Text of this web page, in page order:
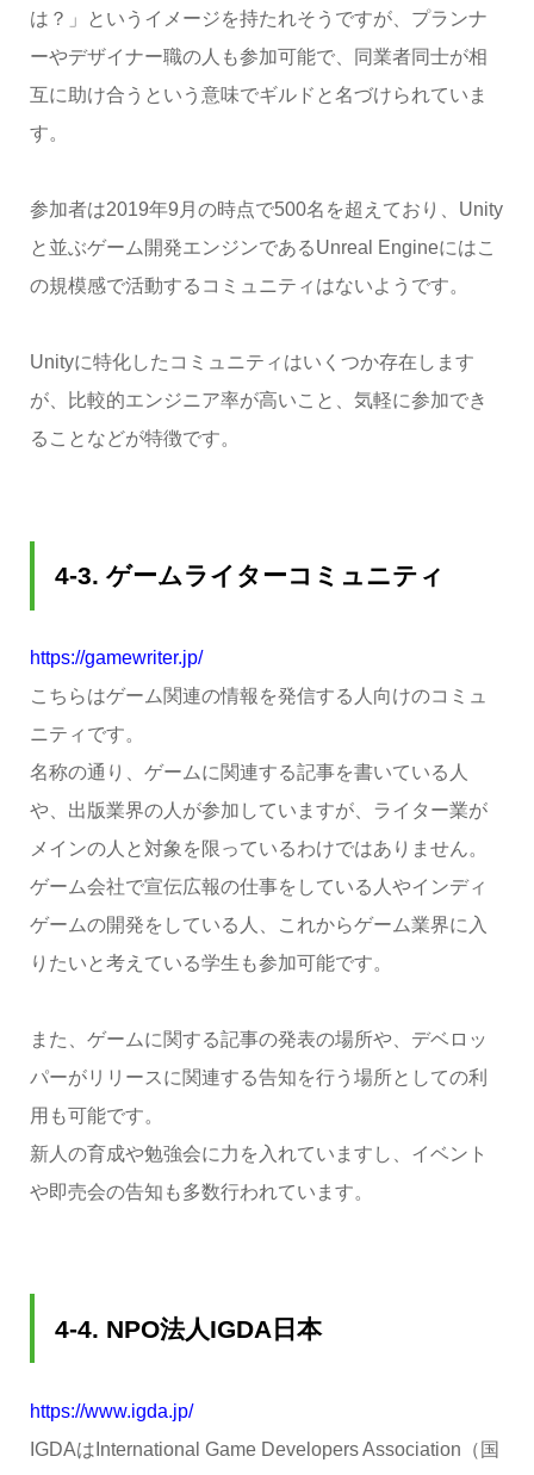
は？」というイメージを持たれそうですが、プランナ
ーやデザイナー職の人も参加可能で、同業者同士が相
互に助け合うという意味でギルドと名づけられていま
す。
参加者は2019年9月の時点で500名を超えており、Unity
と並ぶゲーム開発エンジンであるUnreal Engineにはこ
の規模感で活動するコミュニティはないようです。
Unityに特化したコミュニティはいくつか存在します
が、比較的エンジニア率が高いこと、気軽に参加でき
ることなどが特徴です。
4-3. ゲームライターコミュニティ
https://gamewriter.jp/
こちらはゲーム関連の情報を発信する人向けのコミュ
ニティです。
名称の通り、ゲームに関連する記事を書いている人
や、出版業界の人が参加していますが、ライター業が
メインの人と対象を限っているわけではありません。
ゲーム会社で宣伝広報の仕事をしている人やインディ
ゲームの開発をしている人、これからゲーム業界に入
りたいと考えている学生も参加可能です。
また、ゲームに関する記事の発表の場所や、デベロッ
パーがリリースに関連する告知を行う場所としての利
用も可能です。
新人の育成や勉強会に力を入れていますし、イベント
や即売会の告知も多数行われています。
4-4. NPO法人IGDA日本
https://www.igda.jp/
IGDAはInternational Game Developers Association（国